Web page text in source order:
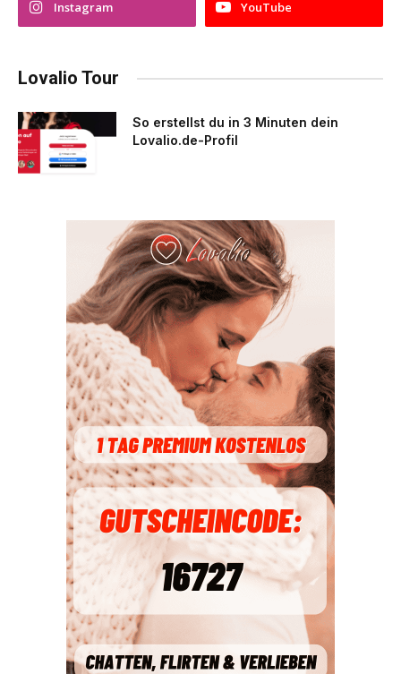
Instagram YouTube
Lovalio Tour
So erstellst du in 3 Minuten dein
Lovalio.de-Profil